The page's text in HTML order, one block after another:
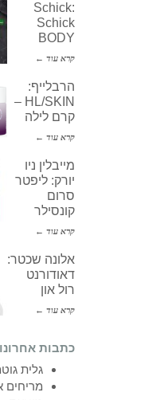
Schick:
Schick
BODY
קרא עוד ←
הרבלייף:
HL/SKIN –
קרם לילה
קרא עוד ←
מייבלין ניו
יורק: ליפטר
סרום
קונסילר
קרא עוד ←
אלונה שכטר:
דאודורנט
רול און
קרא עוד ←
כתבות
גלית